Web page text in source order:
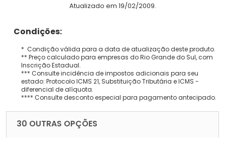
Atualizado em 19/02/2009.
Condições:
* Condição válida para a data de atualização deste produto.
** Preço calculado para empresas do Rio Grande do Sul, com
Inscrição Estadual.
*** Consulte incidência de impostos adicionais para seu
estado: Protocolo ICMS 21, Substituição Tributária e ICMS -
diferencial de alíquota.
**** Consulte desconto especial para pagamento antecipado.
30 OUTRAS OPÇÕES